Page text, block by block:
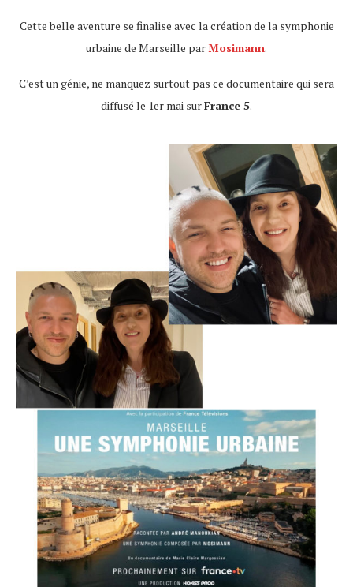
Cette belle aventure se finalise avec la création de la symphonie
urbaine de Marseille parMosimann.
C’est un génie, ne manquez surtout pas ce documentaire qui sera
diffusé le 1er mai surFrance 5.